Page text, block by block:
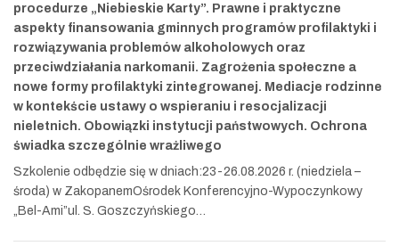
procedurze „Niebieskie Karty”. Prawne i praktyczne
aspekty finansowania gminnych programów profilaktyki i
rozwiązywania problemów alkoholowych oraz
przeciwdziałania narkomanii. Zagrożenia społeczne a
nowe formy profilaktyki zintegrowanej. Mediacje rodzinne
w kontekście ustawy o wspieraniu i resocjalizacji
nieletnich. Obowiązki instytucji państwowych. Ochrona
świadka szczególnie wrażliwego
Szkolenie odbędzie się w dniach:23-26.08.2026 r. (niedziela –
środa) w ZakopanemOśrodek Konferencyjno-Wypoczynkowy
„Bel-Ami”ul. S. Goszczyńskiego…